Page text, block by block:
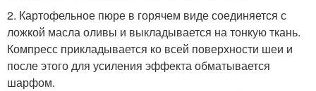
2. Картофельное пюре в горячем виде соединяется с
ложкой масла оливы и выкладывается на тонкую ткань.
Компресс прикладывается ко всей поверхности шеи и
после этого для усиления эффекта обматывается
шарфом.